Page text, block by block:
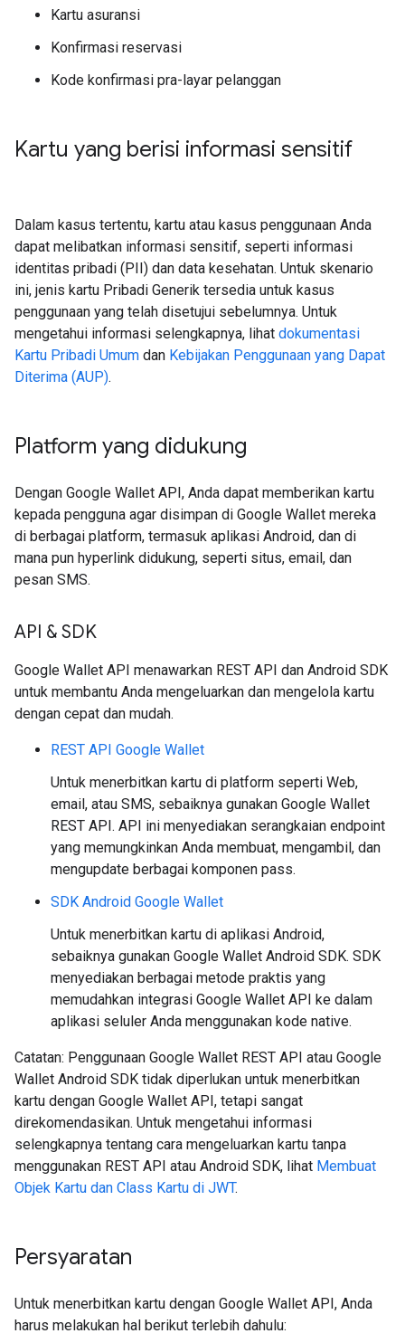
Kartu asuransi
Konfirmasi reservasi
Kode konfirmasi pra-layar pelanggan
Kartu yang berisi informasi sensitif
Dalam kasus tertentu, kartu atau kasus penggunaan Anda
dapat melibatkan informasi sensitif, seperti informasi
identitas pribadi (PII) dan data kesehatan. Untuk skenario
ini, jenis kartu Pribadi Generik tersedia untuk kasus
penggunaan yang telah disetujui sebelumnya. Untuk
mengetahui informasi selengkapnya, lihat dokumentasi
Kartu Pribadi Umum dan Kebijakan Penggunaan yang Dapat
Diterima (AUP).
Platform yang didukung
Dengan Google Wallet API, Anda dapat memberikan kartu
kepada pengguna agar disimpan di Google Wallet mereka
di berbagai platform, termasuk aplikasi Android, dan di
mana pun hyperlink didukung, seperti situs, email, dan
pesan SMS.
API & SDK
Google Wallet API menawarkan REST API dan Android SDK
untuk membantu Anda mengeluarkan dan mengelola kartu
dengan cepat dan mudah.
REST API Google Wallet
Untuk menerbitkan kartu di platform seperti Web,
email, atau SMS, sebaiknya gunakan Google Wallet
REST API. API ini menyediakan serangkaian endpoint
yang memungkinkan Anda membuat, mengambil, dan
mengupdate berbagai komponen pass.
SDK Android Google Wallet
Untuk menerbitkan kartu di aplikasi Android,
sebaiknya gunakan Google Wallet Android SDK. SDK
menyediakan berbagai metode praktis yang
memudahkan integrasi Google Wallet API ke dalam
aplikasi seluler Anda menggunakan kode native.
Catatan: Penggunaan Google Wallet REST API atau Google
Wallet Android SDK tidak diperlukan untuk menerbitkan
kartu dengan Google Wallet API, tetapi sangat
direkomendasikan. Untuk mengetahui informasi
selengkapnya tentang cara mengeluarkan kartu tanpa
menggunakan REST API atau Android SDK, lihat Membuat
Objek Kartu dan Class Kartu di JWT.
Persyaratan
Untuk menerbitkan kartu dengan Google Wallet API, Anda
harus melakukan hal berikut terlebih dahulu: